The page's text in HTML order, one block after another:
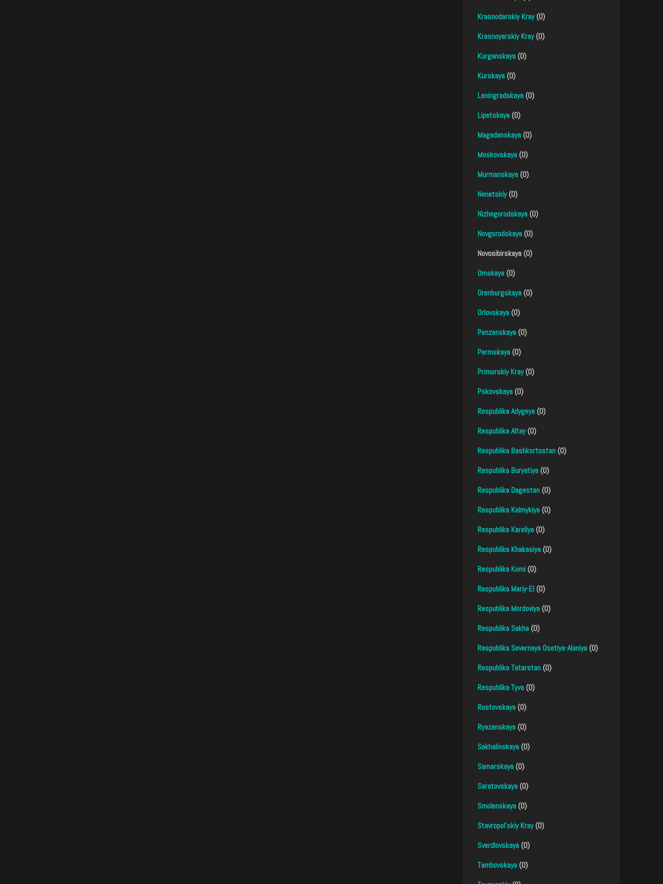
Krasnodarskiy Kray(0)
Krasnoyarskiy Kray(0)
Kurganskaya (0)
Kurskaya (0)
Leningradskaya (0)
Lipetskaya (0)
Magadanskaya (0)
Moskovskaya (0)
Murmanskaya (0)
Nenetskiy(0)
Nizhegorodskaya (0)
Novgorodskaya (0)
Novosibirskaya (0)
Omskaya (0)
Orenburgskaya (0)
Orlovskaya (0)
Penzenskaya (0)
Permskaya (0)
Primorskiy Kray(0)
Pskovskaya (0)
Respublika Adygeya (0)
Respublika Altay(0)
Respublika Bashkortostan (0)
Respublika Buryatiya (0)
Respublika Dagestan (0)
Respublika Kalmykiya (0)
Respublika Kareliya (0)
Respublika Khakasiya (0)
Respublika Komi (0)
Respublika Mariy-El (0)
Respublika Mordoviya (0)
Respublika Sakha (0)
Respublika Severnaya Osetiya-Alaniya (0)
Respublika Tatarstan (0)
Respublika Tyva (0)
Rostovskaya (0)
Ryazanskaya (0)
Sakhalinskaya (0)
Samarskaya (0)
Saratovskaya (0)
Smolenskaya (0)
Stavropol'skiy Kray(0)
Sverdlovskaya (0)
Tambovskaya (0)